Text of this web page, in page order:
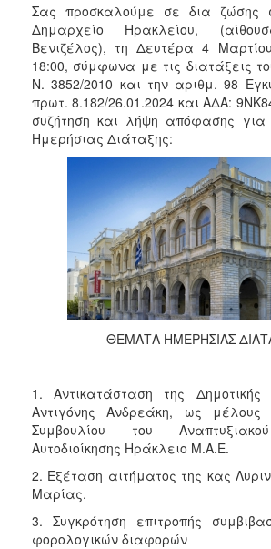
2021
2020
2019
2018
2017
2016
2013
2012
2011
2010
2006
ΤΟΠΟΣ
ΠΟΛΙΤΙΣΜΟΣ
ΑΝΘΕΚΤΙΚΗ
ΠΟΛΗ
Σας προσκαλούμε σε δια ζώσης
Δημαρχείο Ηρακλείου,
Βενιζέλος), τη Δευτέρα 4
18:00, σύμφωνα με τις διατάξεις
Ν. 3852/2010 και την αριθμ. 98
πρωτ. 8.182/26.01.2024 και ΑΔΑ:
συζήτηση και λήψη απόφασης
Ημερήσιας Διάταξης:
ΘΕΜΑΤΑ ΗΜΕΡΗΣΙΑΣ
1. Αντικατάσταση της
Αντιγόνης Ανδρεάκη, ως μέλους
Συμβουλίου του
Αυτοδιοίκησης Ηράκλειο Μ.Α.Ε.
2. Εξέταση αιτήματος της κας
Μαρίας.
3. Συγκρότηση επιτροπής
φορολογικών διαφορών